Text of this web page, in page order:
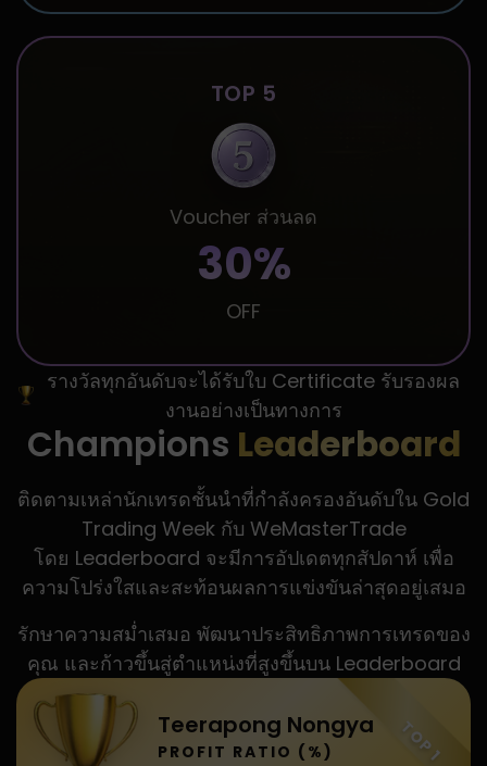
TOP 5
Voucher ส่วนลด
30%
OFF
รางวัลทุกอันดับจะได้รับใบ Certificate รับรองผล
งานอย่างเป็นทางการ
Champions Leaderboard
ติดตามเหล่านักเทรดชั้นนำที่กำลังครองอันดับใน Gold
Trading Week กับ WeMasterTrade
โดย Leaderboard จะมีการอัปเดตทุกสัปดาห์ เพื่อ
ความโปร่งใสและสะท้อนผลการแข่งขันล่าสุดอยู่เสมอ
รักษาความสม่ำเสมอ พัฒนาประสิทธิภาพการเทรดของ
คุณ และก้าวขึ้นสู่ตำแหน่งที่สูงขึ้นบน Leaderboard
Teerapong Nongya
PROFIT RATIO (%) TOP 1